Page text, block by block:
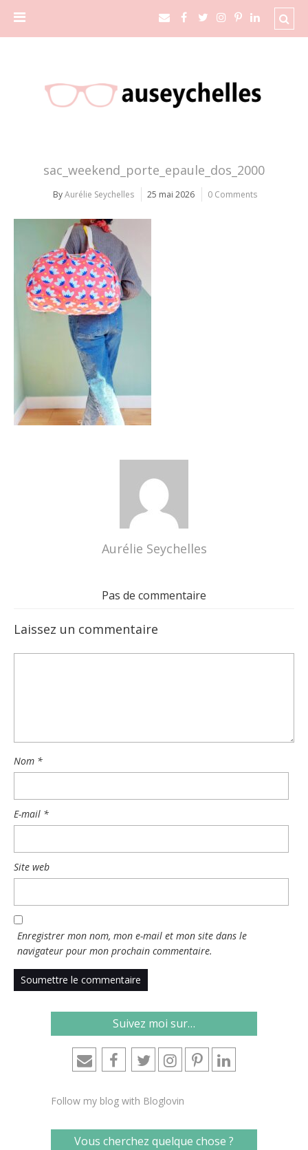
sac_weekend_porte_epaule_dos_2000
ByAurélie Seychelles 25 mai 2026 0 Comments
Aurélie Seychelles
Pas de commentaire
Laissez un commentaire
Nom *
E-mail *
Site web
Enregistrer mon nom, mon e-mail et mon site dans le
navigateur pour mon prochain commentaire.
Suivez moi sur…
Follow my blog with Bloglovin
Vous cherchez quelque chose ?